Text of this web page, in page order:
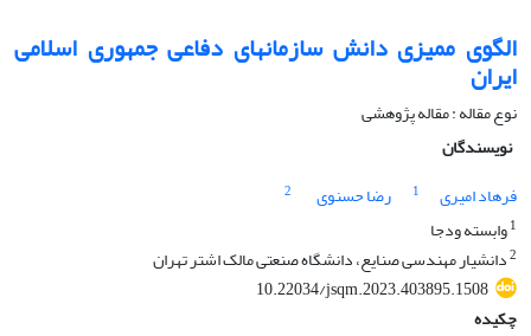
الگوی ممیزی دانش سازمانهای دفاعی جمهوری اسلامی
ایران
نوع مقاله : مقاله پژوهشی
نویسندگان
فرهاد امیری
1 رضا حسنوی
2
1وابسته ودجا
2دانشیار مهندسی صنایع، دانشگاه صنعتی مالک اشتر تهران
10.22034/jsqm.2023.403895.1508
چکیده